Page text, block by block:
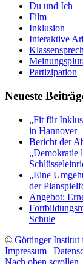
Du und Ich
Film
Inklusion
Interaktive
Partizipation
Neueste
„Fit für
in Hannover
Bericht der
„Demokratie
„Eine
der
Angebot:
Schule
© Göttinger Institut
Impressum |
Nach oben scrollen